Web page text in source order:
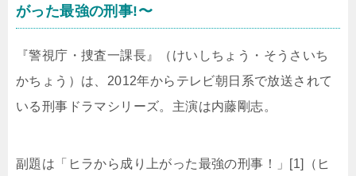
がった最強の刑事!〜
『警視庁・捜査一課長』（けいしちょう・そうさいち
かちょう）は、2012年からテレビ朝日系で放送されて
いる刑事ドラマシリーズ。主演は内藤剛志。
副題は「ヒラから成り上がった最強の刑事！」[1]（ヒ